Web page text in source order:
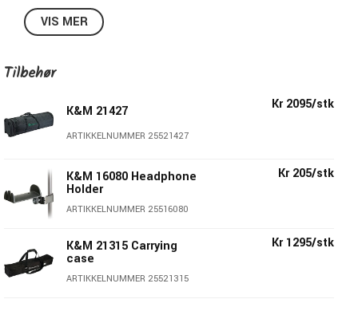
VIS MER
Tilbehør
K&M 21427
ARTIKKELNUMMER 25521427
Kr 2095/stk
K&M 16080 Headphone
Holder
ARTIKKELNUMMER 25516080
Kr 205/stk
K&M 21315 Carrying
case
ARTIKKELNUMMER 25521315
Kr 1295/stk